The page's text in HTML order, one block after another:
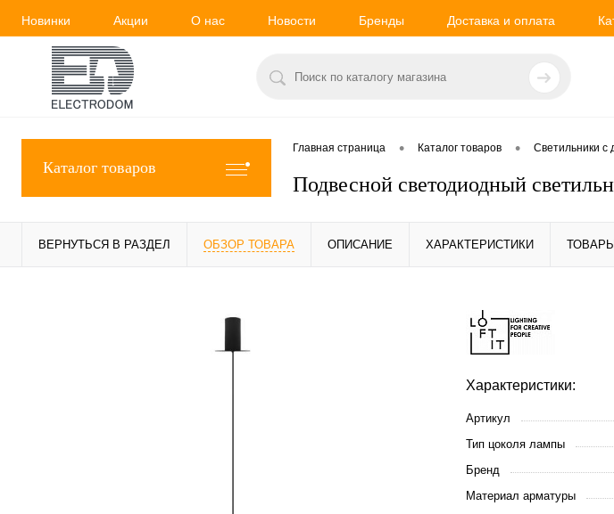
Новинки Акции О нас Новости Бренды Доставка и оплата
Каталог товаров
Главная страница • Каталог товаров • Светильники с
Подвесной светодиодный
ВЕРНУТЬСЯ В РАЗДЕЛ ОБЗОР ТОВАРА ОПИСАНИЕ ХАРАКТЕРИСТИКИ
Характеристики:
Артикул
Тип цоколя лампы
Бренд
Материал арматуры